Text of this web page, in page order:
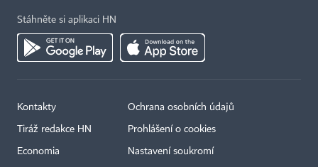
Stáhněte si aplikaci HN
Kontakty
Tiráž redakce HN
Economia
Ochrana osobních údajů
Prohlášení o cookies
Nastavení soukromí